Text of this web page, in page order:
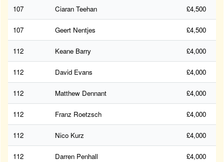
107 Ciaran Teehan £4,500
107 Geert Nentjes £4,500
112 Keane Barry £4,000
112 David Evans £4,000
112 Matthew Dennant £4,000
112 Franz Roetzsch £4,000
112 Nico Kurz £4,000
112 Darren Penhall £4,000